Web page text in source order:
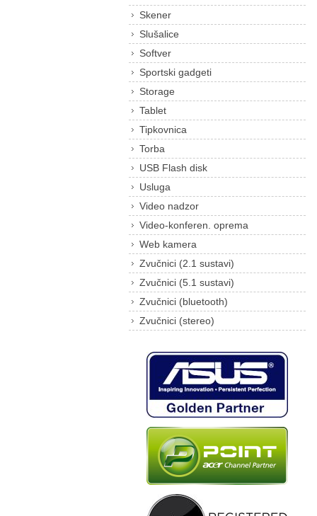
Skener
Slušalice
Softver
Sportski gadgeti
Storage
Tablet
Tipkovnica
Torba
USB Flash disk
Usluga
Video nadzor
Video-konferen. oprema
Web kamera
Zvučnici (2.1 sustavi)
Zvučnici (5.1 sustavi)
Zvučnici (bluetooth)
Zvučnici (stereo)